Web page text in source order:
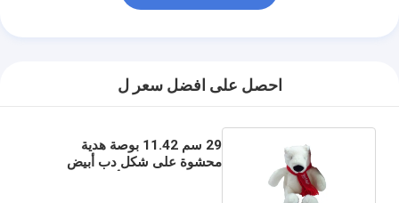
احصل على افضل سعر ل
29 سم 11.42 بوصة هدية
محشوة على شكل دب أبيض